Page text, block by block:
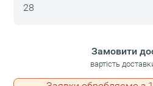
28
Замовити
вартість